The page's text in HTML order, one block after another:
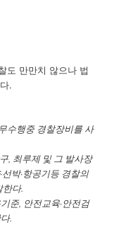
도 만만치 않으나 법
.
수행중 경찰장비를 사
, 최루제 및 그 발사장
박·항공기등 경찰의
다.
준, 안전교육·안전검
.